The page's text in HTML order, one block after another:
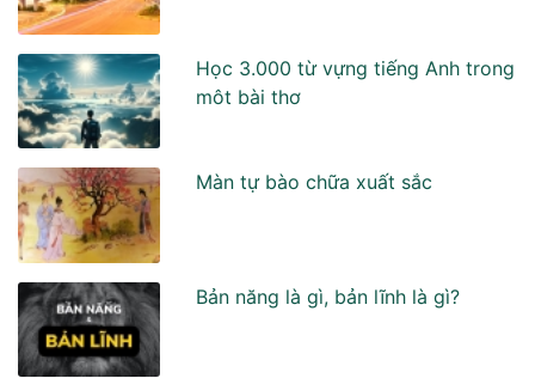
Học 3.000 từ vựng tiếng Anh trong
môt bài thơ
Màn tự bào chữa xuất sắc
Bản năng là gì, bản lĩnh là gì?